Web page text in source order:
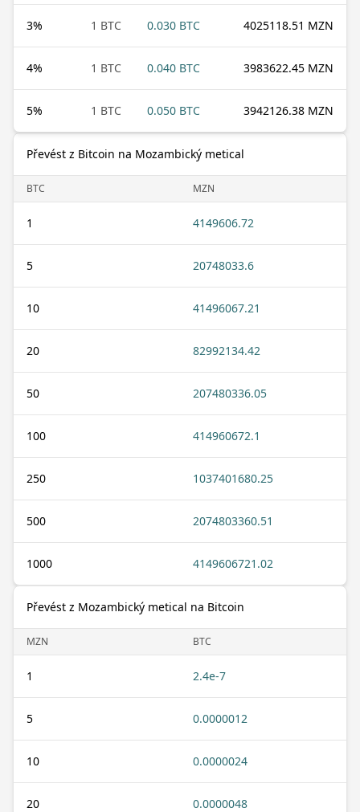
3% 1 BTC 0.030 BTC 4025118.51 MZN
4% 1 BTC 0.040 BTC 3983622.45 MZN
5% 1 BTC 0.050 BTC 3942126.38 MZN
Převést z Bitcoin na Mozambický metical
BTC MZN
1 4149606.72
5 20748033.6
10 41496067.21
20 82992134.42
50 207480336.05
100 414960672.1
250 1037401680.25
500 2074803360.51
1000 4149606721.02
Převést z Mozambický metical na Bitcoin
MZN BTC
1 2.4e-7
5 0.0000012
10 0.0000024
20 0.0000048